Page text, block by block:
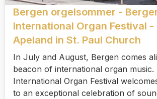
Bergen orgelsommer -
International Organ Festival -
Apeland in St. Paul Church
In July and August, Bergen comes
beacon of international organ music.
International Organ Festival
to an exceptional celebration of